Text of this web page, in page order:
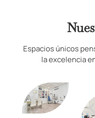
Espacios únicos
la excelencia